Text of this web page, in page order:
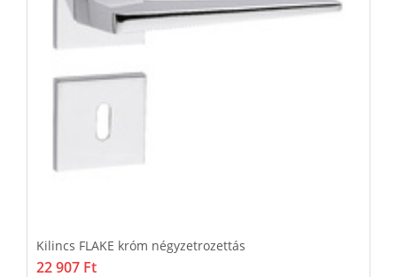
Kilincs FLAKE króm négyzetrozettás
22 907 Ft